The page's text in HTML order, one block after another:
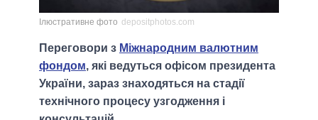
Ілюстративне фото depositphotos.com
Переговори з Міжнародним валютним
фондом, які ведуться офісом президента
України, зараз знаходяться на стадії
технічного процесу узгодження і